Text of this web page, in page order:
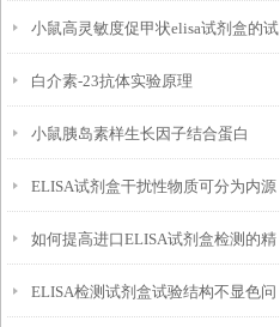
小鼠高灵敏度促甲状elisa试剂盒的试
剂准备和注意事项
白介素-23抗体实验原理
小鼠胰岛素样生长因子结合蛋白
3elisa试剂盒使用注意事项
ELISA试剂盒干扰性物质可分为内源
性与外源性
如何提高进口ELISA试剂盒检测的精
度呢？
ELISA检测试剂盒试验结构不显色问